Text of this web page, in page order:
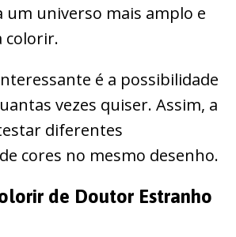
um universo mais amplo e
colorir.
é a possibilidade
vezes quiser. Assim, a
diferentes
cores no mesmo desenho.
de Doutor Estranho